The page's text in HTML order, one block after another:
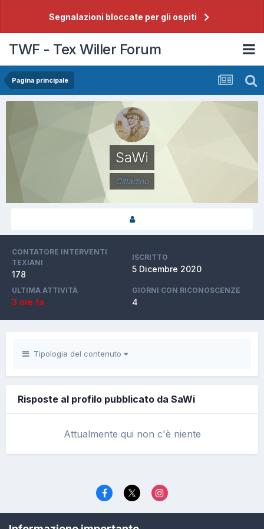
Segnalazioni bloccate per gli ospiti
TWF - Tex Willer Forum
Pagina principale
SaWi
Cittadino
CONTATORE INTERVENTI
TEXIANI
178
ISCRITTO
5 Dicembre 2020
ULTIMA ATTIVITÀ
3 ore fa
GIORNI CON RICONOSCENZE
4
Tipologia del contenuto
Risposte al profilo pubblicato da SaWi
Attualmente qui non c'è niente